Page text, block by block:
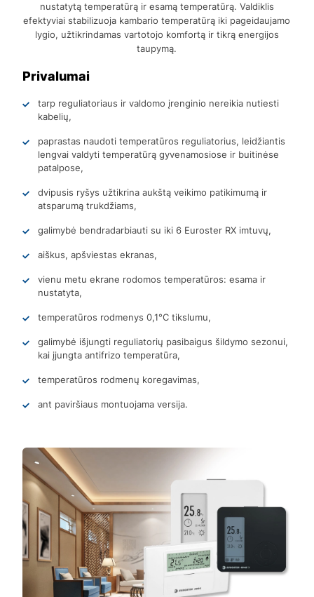
nustatytą temperatūrą ir esamą temperatūrą. Valdiklis
efektyviai stabilizuoja kambario temperatūrą iki pageidaujamo
lygio, užtikrindamas vartotojo komfortą ir tikrą energijos
taupymą.
Privalumai
tarp reguliatoriaus ir valdomo įrenginio nereikia nutiesti
kabelių,
paprastas naudoti temperatūros reguliatorius, leidžiantis
lengvai valdyti temperatūrą gyvenamosiose ir buitinėse
patalpose,
dvipusis ryšys užtikrina aukštą veikimo patikimumą ir
atsparumą trukdžiams,
galimybė bendradarbiauti su iki 6 Euroster RX imtuvų,
aiškus, apšviestas ekranas,
vienu metu ekrane rodomos temperatūros: esama ir
nustatyta,
temperatūros rodmenys 0,1°C tikslumu,
galimybė išjungti reguliatorių pasibaigus šildymo sezonui,
kai įjungta antifrizo temperatūra,
temperatūros rodmenų koregavimas,
ant paviršiaus montuojama versija.